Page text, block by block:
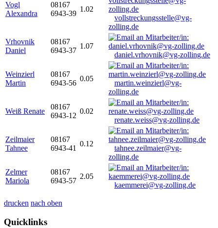
Vogl
Alexandra
08167
6943-39
1.02
vollstreckungsstelle@vg-
zolling.de
Vrhovnik
Daniel
08167
6943-37
1.07
daniel.vrhovnik@vg-zolling.de
Weinzierl
Martin
08167
6943-56
0.05
martin.weinzierl@vg-
zolling.de
Weiß Renate
08167
6943-12
0.02
renate.weiss@vg-zolling.de
Zeilmaier
Tahnee
08167
6943-41
0.12
tahnee.zeilmaier@vg-
zolling.de
Zelmer
Mariola
08167
6943-57
2.05
kaemmerei@vg-zolling.de
drucken nach oben
Quicklinks